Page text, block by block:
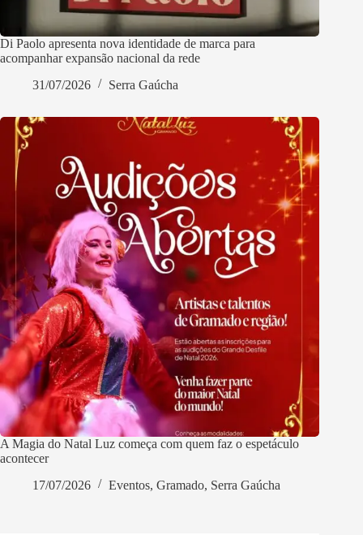
Di Paolo apresenta nova identidade de marca para
acompanhar expansão nacional da rede
31/07/2026
Serra Gaúcha
A Magia do Natal Luz começa com quem faz o espetáculo
acontecer
17/07/2026
Eventos, Gramado, Serra Gaúcha